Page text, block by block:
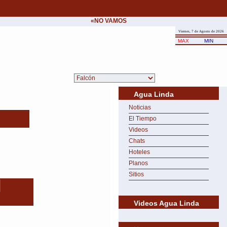
«NO VAMOS A CEDER NUNCA AL CHANTAJE
Viernes, 7 de Agosto de 2026
MAX MIN
Agua Linda
Noticias
El Tiempo
Videos
Chats
Hoteles
Planos
Sitios
Videos Agua Linda